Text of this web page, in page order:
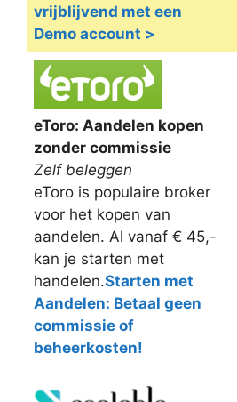
vrijblijvend met een
Demo account >
eToro: Aandelen kopen
zonder commissie
Zelf beleggen
eToro is populaire broker
voor het kopen van
aandelen. Al vanaf € 45,-
kan je starten met
handelen.Starten met
Aandelen: Betaal geen
commissie of
beheerkosten!